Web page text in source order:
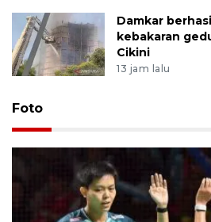
Damkar
kebakaran
Cikini
13 jam lalu
Foto